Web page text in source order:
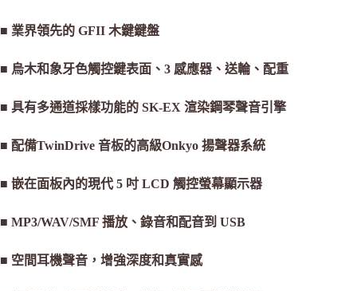
■ 業界領先的 GFII 木鍵鍵盤
■ 烏木和象牙色觸控鍵表面、3 感應器、送輪、配重
■ 具有多通道採樣功能的 SK-EX 渲染鋼琴聲音引擎
■ 配備TwinDrive 音板的高級Onkyo 揚聲器系統
■ 嵌在面板內的現代 5 吋 LCD 觸控螢幕顯示器
■ MP3/WAV/SMF 播放、錄音和配音到 USB
■ 空間耳機聲音，增強深度和真實感